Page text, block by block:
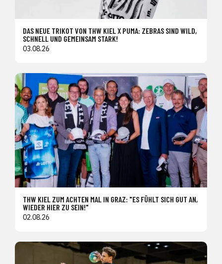
DAS NEUE TRIKOT VON THW KIEL X PUMA: ZEBRAS SIND WILD,
SCHNELL UND GEMEINSAM STARK!
03.08.26
THW KIEL ZUM ACHTEN MAL IN GRAZ: "ES FÜHLT SICH GUT AN,
WIEDER HIER ZU SEIN!"
02.08.26